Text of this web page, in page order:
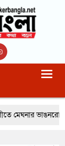
মেঘনার ভাঙনরোধে